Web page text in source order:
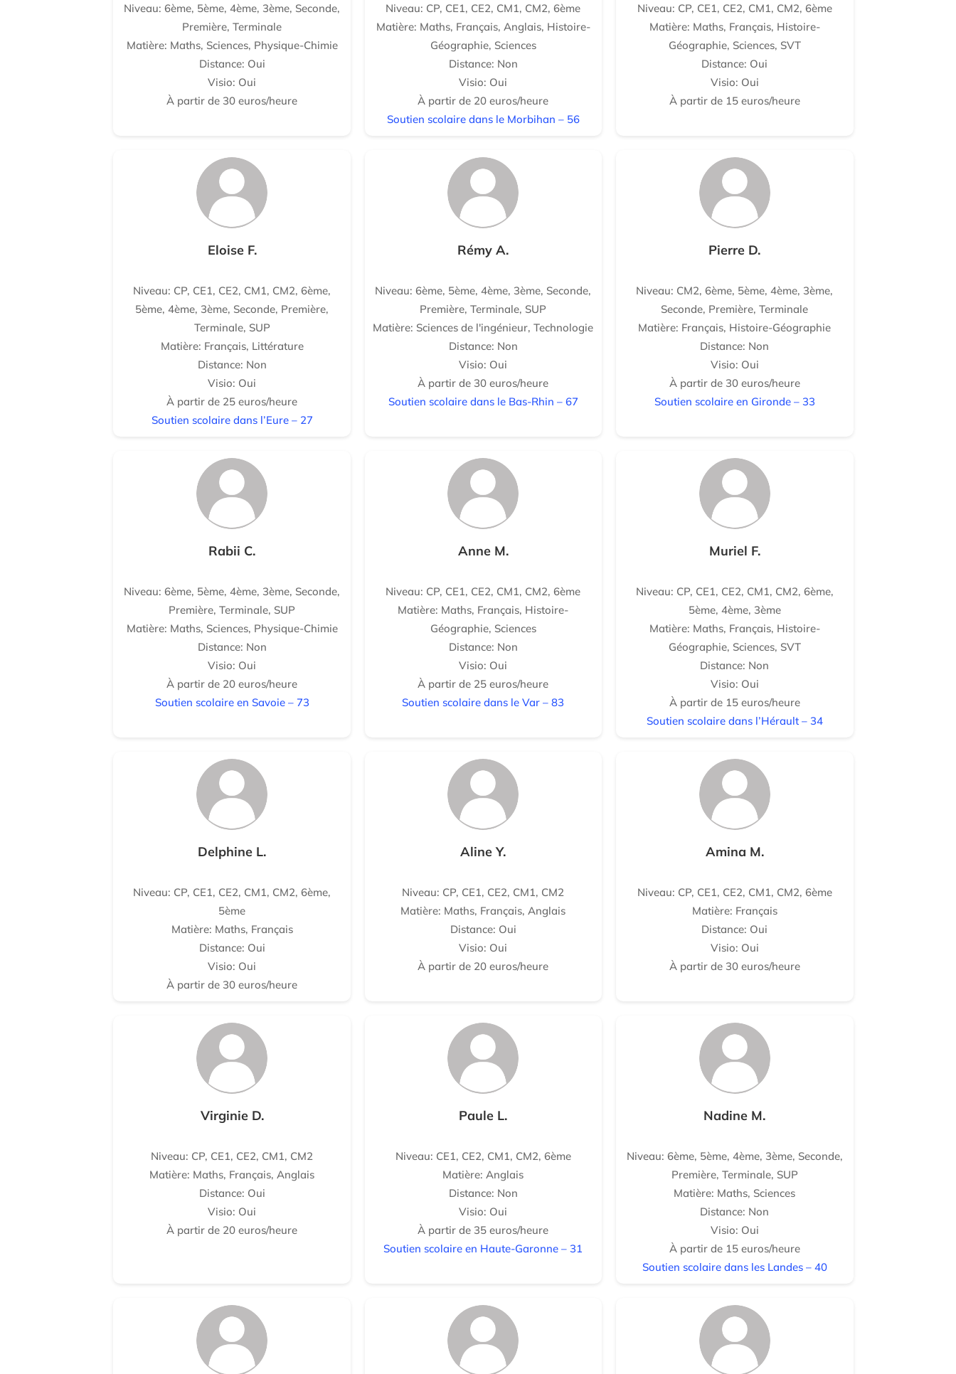
Niveau: 6ème, 5ème, 4ème, 3ème, Seconde,
Première, Terminale
Matière: Maths, Sciences, Physique-Chimie
Distance: Oui
Visio: Oui
À partir de 30 euros/heure
Niveau: CP, CE1, CE2, CM1, CM2, 6ème
Matière: Maths, Français, Anglais, Histoire-
Géographie, Sciences
Distance: Non
Visio: Oui
À partir de 20 euros/heure
Soutien scolaire dans le Morbihan – 56
Niveau: CP, CE1, CE2, CM1, CM2, 6ème
Matière: Maths, Français, Histoire-
Géographie, Sciences, SVT
Distance: Oui
Visio: Oui
À partir de 15 euros/heure
Eloise F.
Niveau: CP, CE1, CE2, CM1, CM2, 6ème,
5ème, 4ème, 3ème, Seconde, Première,
Terminale, SUP
Matière: Français, Littérature
Distance: Non
Visio: Oui
À partir de 25 euros/heure
Soutien scolaire dans l’Eure – 27
Rémy A.
Niveau: 6ème, 5ème, 4ème, 3ème, Seconde,
Première, Terminale, SUP
Matière: Sciences de l'ingénieur, Technologie
Distance: Non
Visio: Oui
À partir de 30 euros/heure
Soutien scolaire dans le Bas-Rhin – 67
Pierre D.
Niveau: CM2, 6ème, 5ème, 4ème, 3ème,
Seconde, Première, Terminale
Matière: Français, Histoire-Géographie
Distance: Non
Visio: Oui
À partir de 30 euros/heure
Soutien scolaire en Gironde – 33
Rabii C.
Niveau: 6ème, 5ème, 4ème, 3ème, Seconde,
Première, Terminale, SUP
Matière: Maths, Sciences, Physique-Chimie
Distance: Non
Visio: Oui
À partir de 20 euros/heure
Soutien scolaire en Savoie – 73
Anne M.
Niveau: CP, CE1, CE2, CM1, CM2, 6ème
Matière: Maths, Français, Histoire-
Géographie, Sciences
Distance: Non
Visio: Oui
À partir de 25 euros/heure
Soutien scolaire dans le Var – 83
Muriel F.
Niveau: CP, CE1, CE2, CM1, CM2, 6ème,
5ème, 4ème, 3ème
Matière: Maths, Français, Histoire-
Géographie, Sciences, SVT
Distance: Non
Visio: Oui
À partir de 15 euros/heure
Soutien scolaire dans l’Hérault – 34
Delphine L.
Niveau: CP, CE1, CE2, CM1, CM2, 6ème,
5ème
Matière: Maths, Français
Distance: Oui
Visio: Oui
À partir de 30 euros/heure
Aline Y.
Niveau: CP, CE1, CE2, CM1, CM2
Matière: Maths, Français, Anglais
Distance: Oui
Visio: Oui
À partir de 20 euros/heure
Amina M.
Niveau: CP, CE1, CE2, CM1, CM2, 6ème
Matière: Français
Distance: Oui
Visio: Oui
À partir de 30 euros/heure
Virginie D.
Niveau: CP, CE1, CE2, CM1, CM2
Matière: Maths, Français, Anglais
Distance: Oui
Visio: Oui
À partir de 20 euros/heure
Paule L.
Niveau: CE1, CE2, CM1, CM2, 6ème
Matière: Anglais
Distance: Non
Visio: Oui
À partir de 35 euros/heure
Soutien scolaire en Haute-Garonne – 31
Nadine M.
Niveau: 6ème, 5ème, 4ème, 3ème, Seconde,
Première, Terminale, SUP
Matière: Maths, Sciences
Distance: Non
Visio: Oui
À partir de 15 euros/heure
Soutien scolaire dans les Landes – 40